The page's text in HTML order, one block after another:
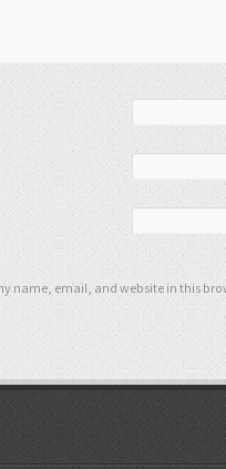
name, email, and website in this